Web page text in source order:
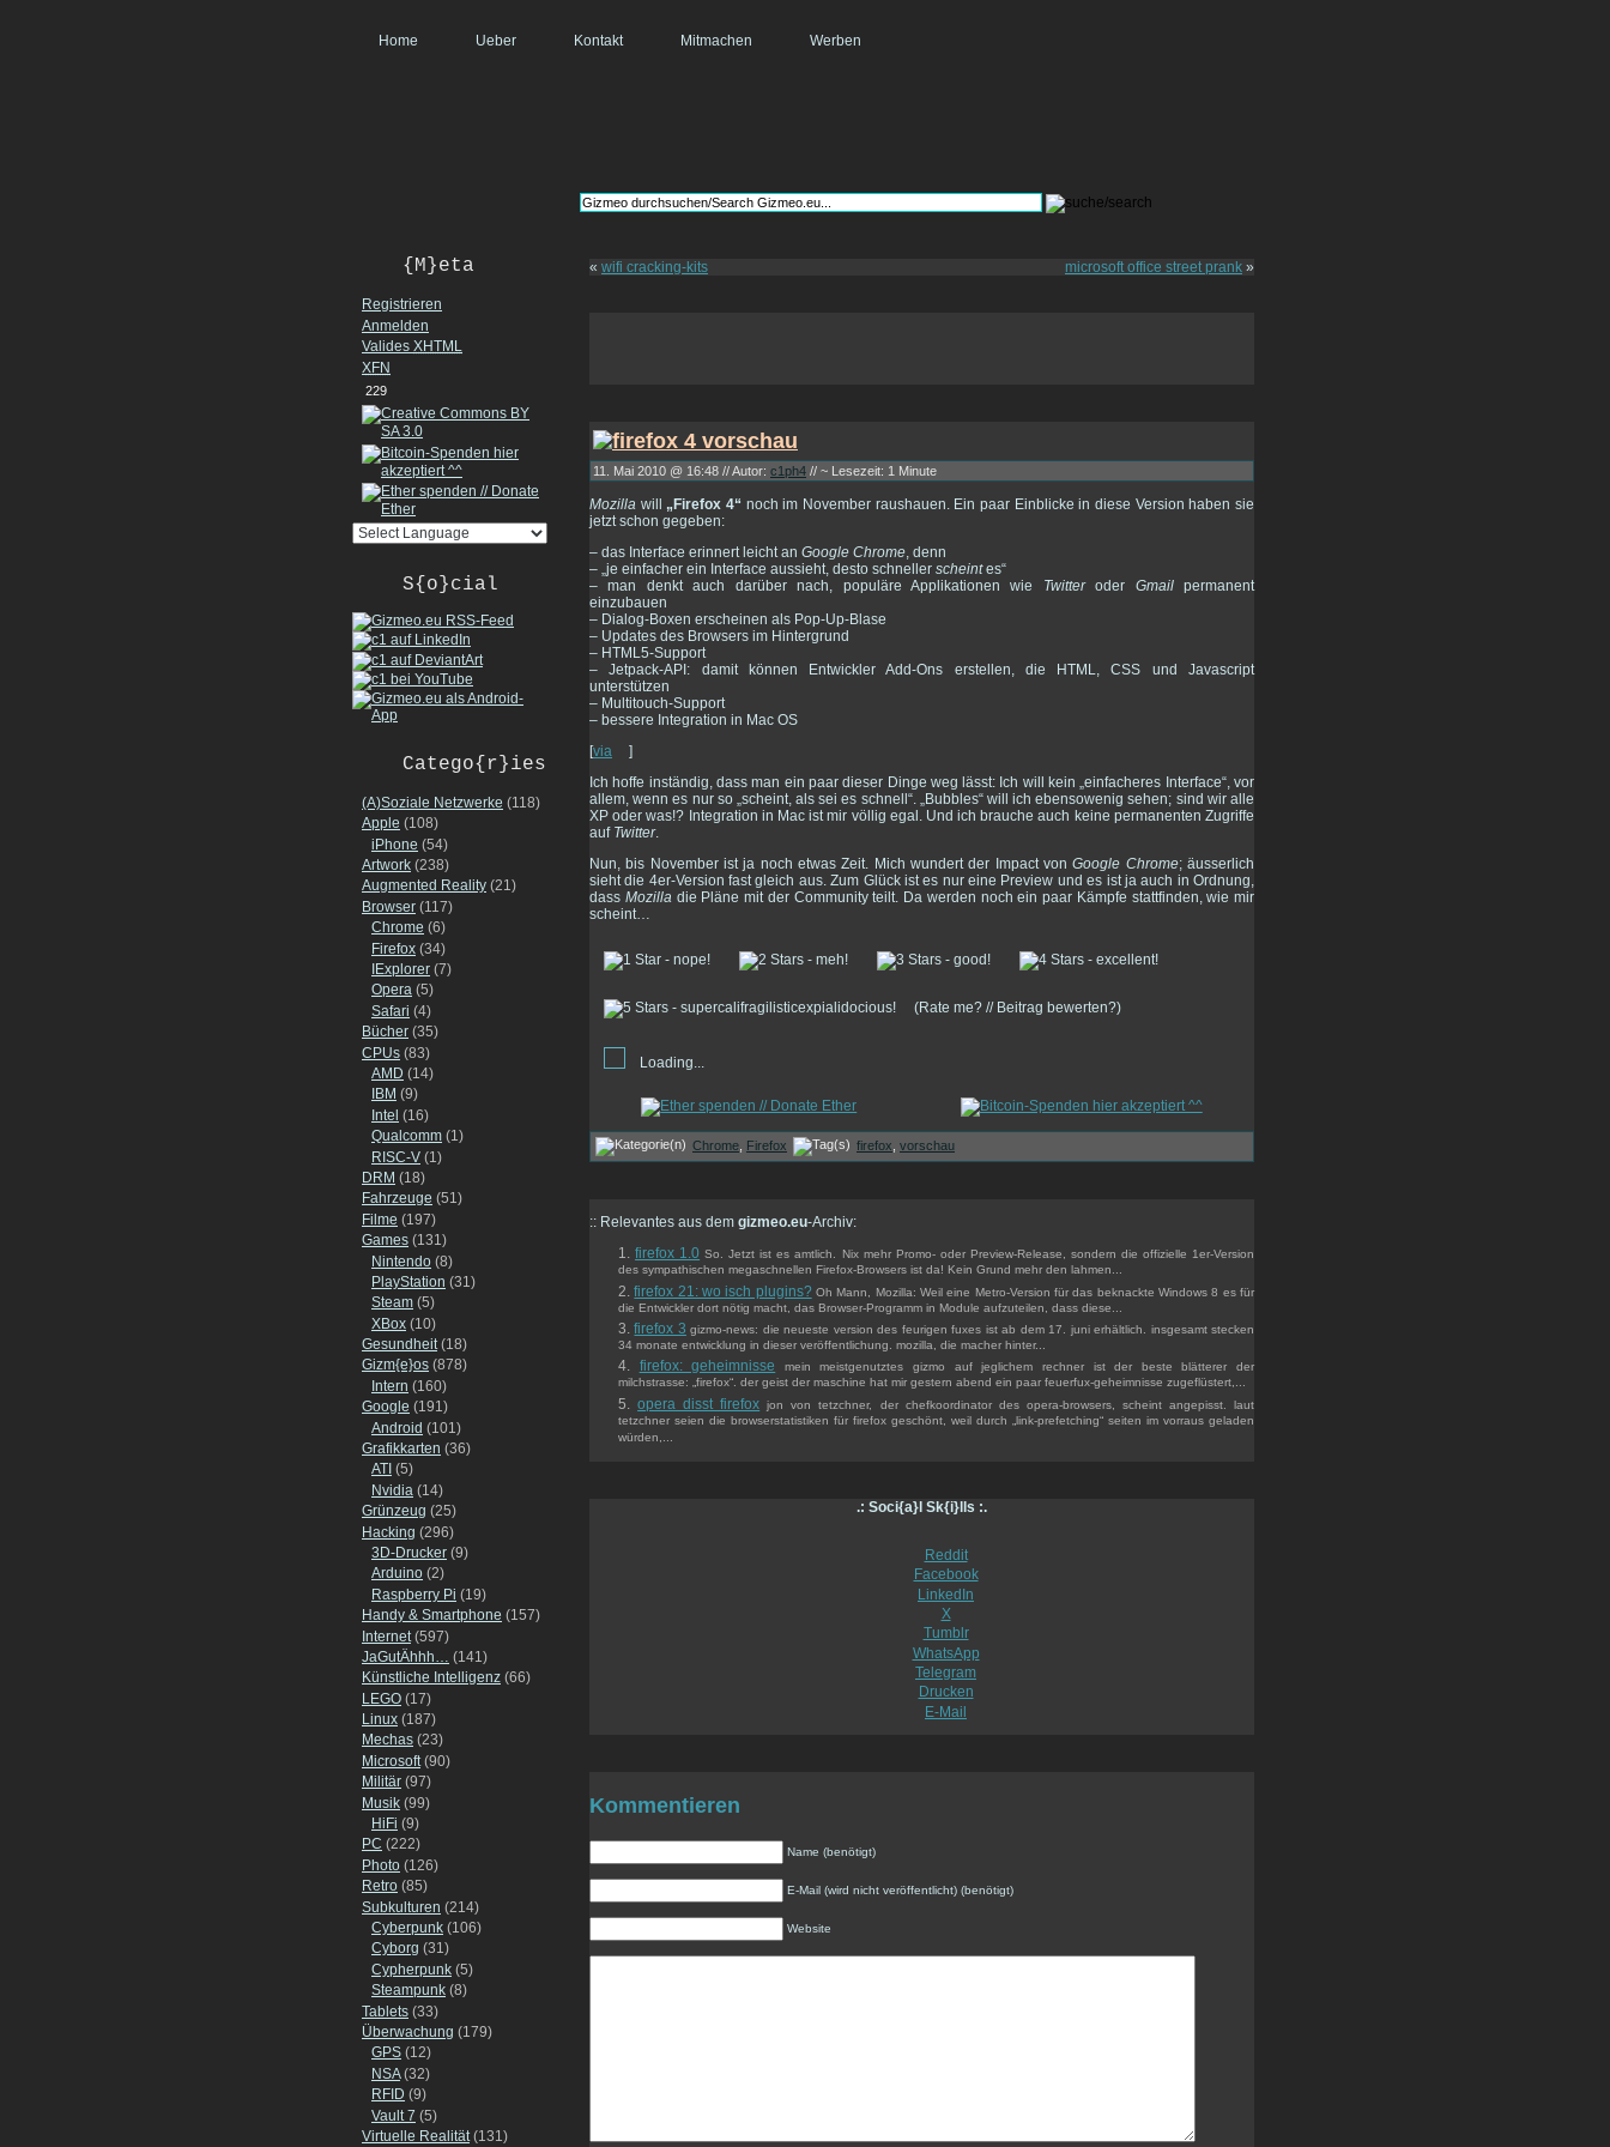
Home Ueber Kontakt Mitmachen Werben
{M}eta
Registrieren
Anmelden
Valides XHTML
XFN
229
S{o}cial
Catego{r}ies
(A)Soziale Netzwerke (118)
Apple (108)
iPhone (54)
Artwork (238)
Augmented Reality (21)
Browser (117)
Chrome (6)
Firefox (34)
IExplorer (7)
Opera (5)
Safari (4)
Bücher (35)
CPUs (83)
AMD (14)
IBM (9)
Intel (16)
Qualcomm (1)
RISC-V (1)
DRM (18)
Fahrzeuge (51)
Filme (197)
Games (131)
Nintendo (8)
PlayStation (31)
Steam (5)
XBox (10)
Gesundheit(18)
Gizm{e}os (878)
Intern (160)
Google (191)
Android (101)
Grafikkarten (36)
ATI (5)
Nvidia (14)
Grünzeug (25)
Hacking (296)
3D-Drucker (9)
Arduino (2)
Raspberry Pi (19)
Handy & Smartphone (157)
Internet (597)
JaGutÄhhh… (141)
Künstliche Intelligenz (66)
LEGO (17)
Linux (187)
Mechas (23)
Microsoft(90)
Militär (97)
Musik (99)
HiFi (9)
PC (222)
Photo (126)
Retro (85)
Subkulturen (214)
Cyberpunk (106)
Cyborg (31)
Cypherpunk (5)
Steampunk (8)
Tablets (33)
Überwachung (179)
GPS (12)
NSA(32)
RFID (9)
Vault 7 (5)
Virtuelle Realität(131)
« wifi cracking-kits microsoft office street prank »
11. Mai 2010 @ 16:48 // Autor: c1ph4 // ~ Lesezeit: 1 Minute
Mozilla will „Firefox 4“ noch im November raushauen. Ein paar Einblicke in diese Version haben sie
jetzt schon gegeben:
– das Interface erinnert leicht an Google Chrome, denn
– „je einfacher ein Interface aussieht, desto schneller scheintes“
– man denkt auch darüber nach, populäre Applikationen wie Twitteroder Gmailpermanent
einzubauen
– Dialog-Boxen erscheinen als Pop-Up-Blase
– Updates des Browsers im Hintergrund
– HTML5-Support
– Jetpack-API: damit können Entwickler Add-Ons erstellen, die HTML, CSS und Javascript
unterstützen
– Multitouch-Support
– bessere Integration in Mac OS
[via
]
Ich hoffe inständig, dass man ein paar dieser Dinge weg lässt: Ich will kein „einfacheres Interface“, vor
allem, wenn es nur so „scheint, als sei es schnell“. „Bubbles“ will ich ebensowenig sehen; sind wir alle
XP oder was!? Integration in Mac ist mir völlig egal. Und ich brauche auch keine permanenten Zugriffe
auf Twitter.
Nun, bis November ist ja noch etwas Zeit. Mich wundert der Impact vonGoogle Chrome; äusserlich
sieht die 4er-Version fast gleich aus. Zum Glück ist es nur eine Preview und es ist ja auch in Ordnung,
dass Mozilladie Pläne mit der Community teilt. Da werden noch ein paar Kämpfe stattfinden, wie mir
scheint…
(Rate me? // Beitrag bewerten?)
Loading...
Chrome Firefox firefox vorschau
:: Relevantes aus dem gizmeo.eu-Archiv:
firefox 1.0 So. Jetzt ist es amtlich. Nix mehr Promo- oder Preview-Release, sondern die offizielle 1er-Version
des sympathischen megaschnellen Firefox-Browsers ist da! Kein Grund mehr den lahmen...
firefox 21: wo isch plugins? Oh Mann, Mozilla: Weil eine Metro-Version für das beknackte Windows 8 es für
die Entwickler dort nötig macht, das Browser-Programm in Module aufzuteilen, dass diese...
firefox 3 gizmo-news: die neueste version des feurigen fuxes ist ab dem 17. juni erhältlich. insgesamt stecken
34 monate entwicklung in dieser veröffentlichung. mozilla, die macher hinter...
firefox: geheimnisse
mein meistgenutztes gizmo auf jeglichem rechner ist der beste blätterer der
milchstrasse: „firefox“. der geist der maschine hat mir gestern abend ein paar feuerfux-geheimnisse zugeflüstert,...
opera disst firefox jon von tetzchner, der chefkoordinator des opera-browsers, scheint angepisst. laut
tetzchner seien die browserstatistiken für firefox geschönt, weil durch „link-prefetching“ seiten im vorraus geladen
würden,...
.: Soci{a}l Sk{i}lls :.
Reddit
Facebook
LinkedIn
X
Tumblr
WhatsApp
Telegram
Drucken
E-Mail
Kommentieren
Name (benötigt)
E-Mail (wird nicht veröffentlicht) (benötigt)
Website